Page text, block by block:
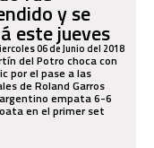
y se
este jueves
06 de Junio del 2018
del Potro choca con
por el pase a las
de Roland Garros
empata 6-6
en el primer set